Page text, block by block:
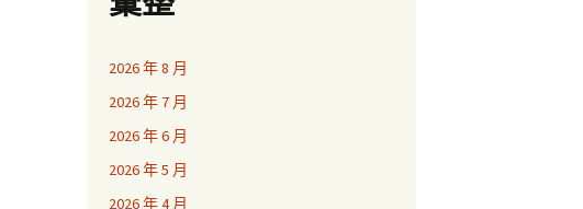
2026 年 8 月
2026 年 7 月
2026 年 6 月
2026 年 5 月
2026 年 4 月